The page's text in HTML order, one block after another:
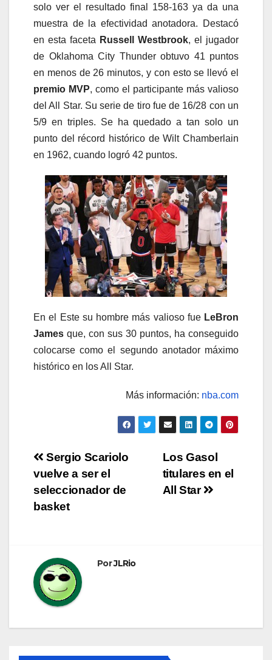
solo ver el resultado final 158-163 ya da una
muestra de la efectividad anotadora. Destacó
en esta faceta Russell Westbrook, el jugador
de Oklahoma City Thunder obtuvo 41 puntos
en menos de 26 minutos, y con esto se llevó el
premio MVP, como el participante más valioso
del All Star. Su serie de tiro fue de 16/28 con un
5/9 en triples. Se ha quedado a tan solo un
punto del récord histórico de Wilt Chamberlain
en 1962, cuando logró 42 puntos.
En el Este su hombre más valioso fue LeBron
James que, con sus 30 puntos, ha conseguido
colocarse como el segundo anotador máximo
histórico en los All Star.
Más información: nba.com
Navegación
de
entradas
Los Gasol
titulares en el
All Star
Sergio Scariolo
vuelve a ser el
seleccionador de
basket
PorJLRio